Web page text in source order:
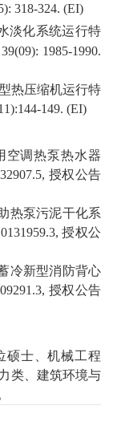
318-324. (EI)
淡化系统运行特
1985-1990.
热压缩机运行特
149. (EI)
空调热泵热水器
, 授权公告
热泵污泥干化系
,授权公
冷新型消防背心
, 授权公告
硕士、机械工程
类、 建筑环境与